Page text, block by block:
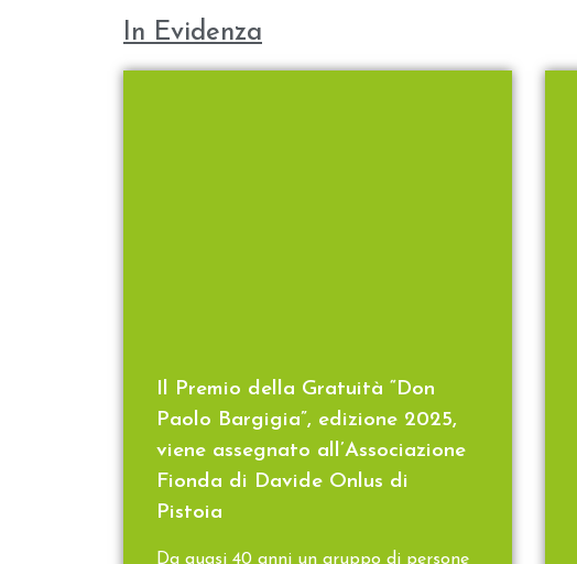
In Evidenza
Il Premio della Gratuità “Don
Paolo Bargigia”, edizione 2025,
viene assegnato all’Associazione
Fionda di Davide Onlus di
Pistoia
Da quasi 40 anni un gruppo di persone